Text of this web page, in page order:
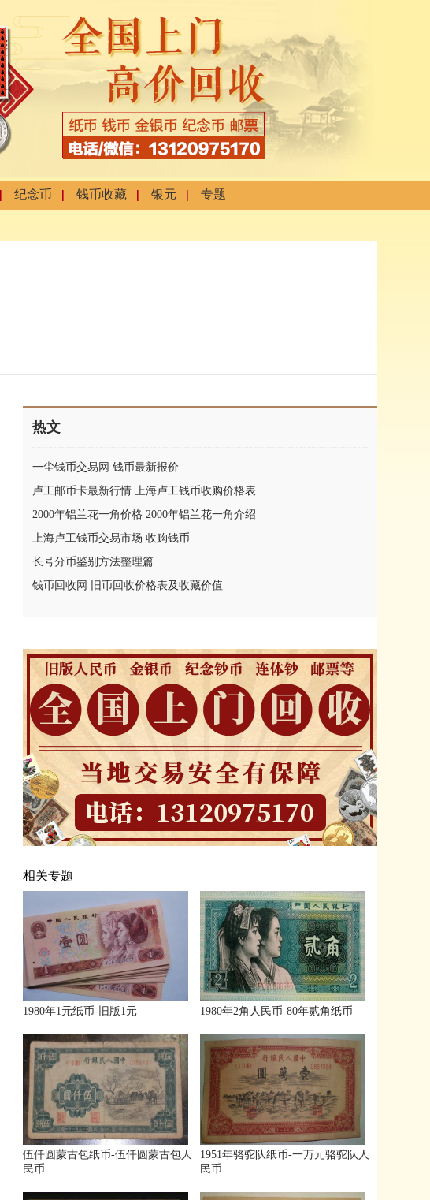
纪念币 钱币收藏 银元 专题
热文
一尘钱币交易网 钱币最新报价
卢工邮币卡最新行情 上海卢工钱币收购价格表
2000年铝兰花一角价格 2000年铝兰花一角介绍
上海卢工钱币交易市场 收购钱币
长号分币鉴别方法整理篇
钱币回收网 旧币回收价格表及收藏价值
相关专题
1980年1元纸币-旧版1元 1980年2角人民币-80年贰角纸币
伍仟圆蒙古包纸币-伍仟圆蒙古包人
民币
1951年骆驼队纸币-一万元骆驼队人
民币